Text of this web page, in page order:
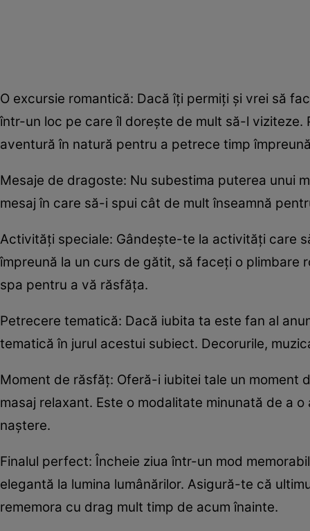
O excursie romantică: Dacă îți permiți și vrei să
într-un loc pe care îl dorește de mult să-l
aventură în natură pentru a petrece timp
Mesaje de dragoste: Nu subestima puterea unui
mesaj în care să-i spui cât de mult înseamnă
Activități speciale: Gândește-te la activități care
împreună la un curs de gătit, să faceți o plimbare
spa pentru a vă răsfăța.
Petrecere tematică: Dacă iubita ta este fan al
tematică în jurul acestui subiect. Decorurile,
Moment de răsfăț: Oferă-i iubitei tale un moment
masaj relaxant. Este o modalitate minunată de a
naștere.
Finalul perfect: Încheie ziua într-un mod
elegantă la lumina lumânărilor. Asigură-te că
rememora cu drag mult timp de acum înainte.